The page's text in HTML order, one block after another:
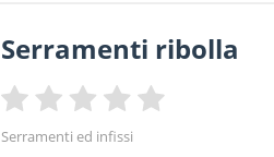
Serramenti ribolla
Serramenti ed infissi